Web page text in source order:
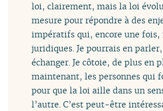
loi, clairement, mais la loi
mesure pour répondre à des
impératifs qui, encore une fois,
juridiques. Je pourrais en
échanger. Je côtoie, de plus en
maintenant, les personnes qui
pour que la loi aille dans un
l’autre. C’est peut-être